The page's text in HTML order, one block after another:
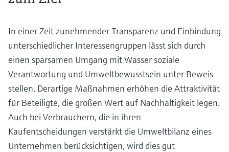
In einer Zeit zunehmender Transparenz und Einbindung
unterschiedlicher Interessengruppen lässt sich durch
einen sparsamen Umgang mit Wasser soziale
Verantwortung und Umweltbewusstsein unter Beweis
stellen. Derartige Maßnahmen erhöhen die Attraktivität
für Beteiligte, die großen Wert auf Nachhaltigkeit legen.
Auch bei Verbrauchern, die in ihren
Kaufentscheidungen verstärkt die Umweltbilanz eines
Unternehmen berücksichtigen, wird dies gut